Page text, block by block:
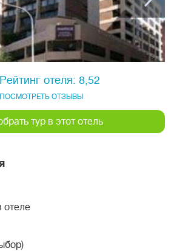
отеле
ПОСМОТРЕТЬ ОТЗЫВЫ
Рейтинг отеля: 8,52
тур в этот отель